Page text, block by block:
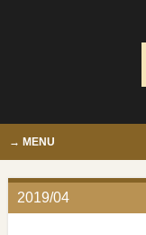
MENU
2019/04